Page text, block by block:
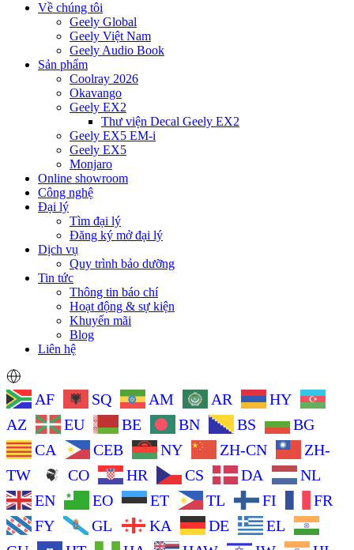
Về chúng tôi
Geely Global
Geely Việt Nam
Geely Audio Book
Sản phẩm
Coolray 2026
Okavango
Geely EX2
Thư viện Decal Geely EX2
Geely EX5 EM-i
Geely EX5
Monjaro
Online showroom
Công nghệ
Đại lý
Tìm đại lý
Đăng ký mở đại lý
Dịch vụ
Quy trình bảo dưỡng
Tin tức
Thông tin báo chí
Hoạt động & sự kiện
Khuyến mãi
Blog
Liên hệ
AF SQ AM AR
HY
AZ
EU BE BN BS
BG
CA
CEB NY ZH-CN
ZH-
TW
CO HR CS DA
NL
EN
EO ET TL FI
FR
FY
GL KA DE
EL